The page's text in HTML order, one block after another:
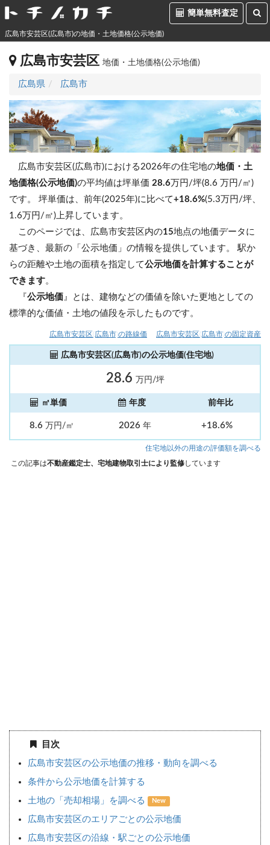
簡単無料査定
広島市安芸区(広島市)の地価・土地価格(公示地価)
広島市安芸区 地価・土地価格(公示地価)
広島県 広島市
広島市安芸区(広島市)における2026年の住宅地の地価・土
地価格(公示地価)の平均値は坪単価 28.6万円/坪(8.6 万円/㎡)
です。 坪単価は、前年(2025年)に比べて+18.6%(5.3万円/坪、
1.6万円/㎡)上昇しています。
このページでは、広島市安芸区内の15地点の地価データに
基づき、最新の「公示地価」の情報を提供しています。 駅か
らの距離や土地の面積を指定して公示地価を計算することが
できます。
『公示地価 』とは、建物などの価値を除いた更地としての
標準的な価値・土地の値段を示したものです。
広島市安芸区(広島市)の路線価 広島市安芸区(広島市)の固定資産
広島市安芸区(広島市)の公示地価(住宅地)
28.6 万円/坪
㎡単価 年度 前年比
8.6 万円/㎡ 2026 年 +18.6%
住宅地以外の用途の評価額を調べる
この記事は不動産鑑定士、宅地建物取引士により監修しています
目次
広島市安芸区の公示地価の推移・動向を調べる
条件から公示地価を計算する
土地の「売却相場」を調べる New
広島市安芸区のエリアごとの公示地価
広島市安芸区の沿線・駅ごとの公示地価